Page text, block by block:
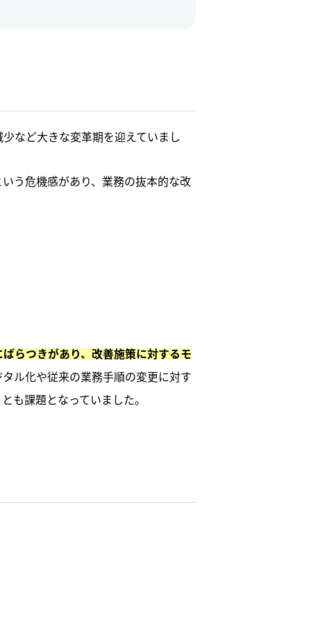
など大きな変革期を迎えていまし
う危機感があり、業務の抜本的な改
らつきがあり、改善施策に対するモ
ル化や従来の業務手順の変更に対す
も課題となっていました。